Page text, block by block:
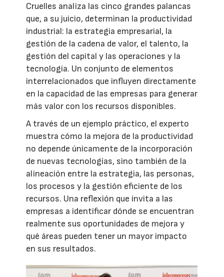
Cruelles analiza las cinco grandes palancas
que, a su juicio, determinan la productividad
industrial: la estrategia empresarial, la
gestión de la cadena de valor, el talento, la
gestión del capital y las operaciones y la
tecnología. Un conjunto de elementos
interrelacionados que influyen directamente
en la capacidad de las empresas para generar
más valor con los recursos disponibles.
A través de un ejemplo práctico, el experto
muestra cómo la mejora de la productividad
no depende únicamente de la incorporación
de nuevas tecnologías, sino también de la
alineación entre la estrategia, las personas,
los procesos y la gestión eficiente de los
recursos. Una reflexión que invita a las
empresas a identificar dónde se encuentran
realmente sus oportunidades de mejora y
qué áreas pueden tener un mayor impacto
en sus resultados.